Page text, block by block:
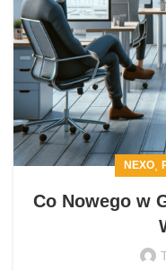
NEXO,
Co Nowego w